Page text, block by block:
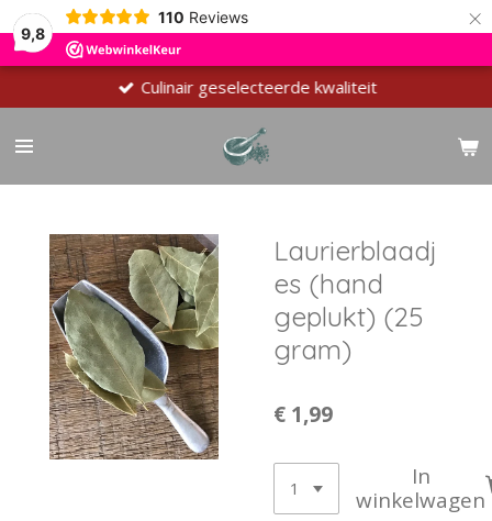
9,8
110 Reviews ×
Culinair geselecteerde kwaliteit
Laurierblaadj
es (hand
geplukt) (25
gram)
€ 1,99
In
winkelwagen